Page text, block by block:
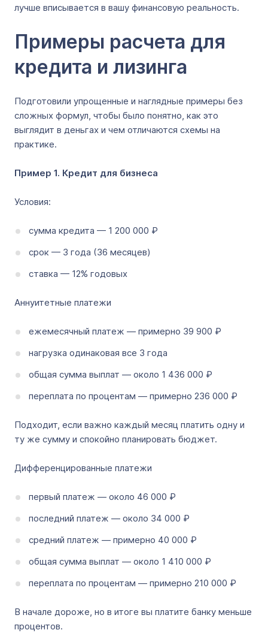
лучше вписывается в вашу финансовую реальность.
Примеры расчета для
кредита и лизинга
Подготовили упрощенные и наглядные примеры без
сложных формул, чтобы было понятно, как это
выглядит в деньгах и чем отличаются схемы на
практике.
Пример 1. Кредит для бизнеса
Условия:
сумма кредита — 1 200 000 ₽
срок — 3 года (36 месяцев)
ставка — 12% годовых
Аннуитетные платежи
ежемесячный платеж — примерно 39 900 ₽
нагрузка одинаковая все 3 года
общая сумма выплат — около 1 436 000 ₽
переплата по процентам — примерно 236 000 ₽
Подходит, если важно каждый месяц платить одну и
ту же сумму и спокойно планировать бюджет.
Дифференцированные платежи
первый платеж — около 46 000 ₽
последний платеж — около 34 000 ₽
средний платеж — примерно 40 000 ₽
общая сумма выплат — около 1 410 000 ₽
переплата по процентам — примерно 210 000 ₽
В начале дороже, но в итоге вы платите банку меньше
процентов.